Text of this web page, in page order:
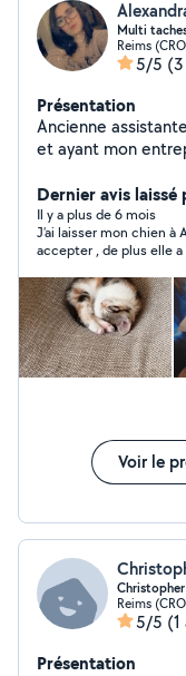
Multi
Reims
5/5
Présentation
Ancienne
et ayant mon
Dernier avis laissé
Il y a plus de 6 mois
J’ai laisser mon chien
accepter , de plus elle
plus me donner des
je recommande
Voir le
Christopher
Reims
5/5 (1
Présentation